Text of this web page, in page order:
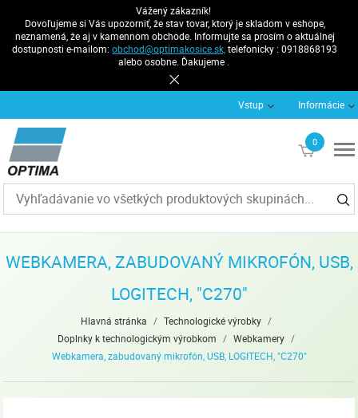
Vážený zákazník!
Dovoľujeme si Vás upozorniť, že stav tovar, ktorý je skladom v eshope,
neznamená, že aj v kamennom obchode. Informujte sa prosím o aktuálnej
dostupnosti e-mailom:obchod@optimakosice.sk, telefonicky : 0918868193
alebo osobne. Ďakujeme .
Vstup Informácie
0
€0
WEBKAMERA, ZABUDOVANÝ MIKROFÓN, USB,
LOGITECH, "C270"
Hlavná stránka / Technologické výrobky /
Doplnky k technologickým výrobkom / Webkamery /
Webkamera, zabudovaný mikrofón, USB, LOGITECH, "C270"